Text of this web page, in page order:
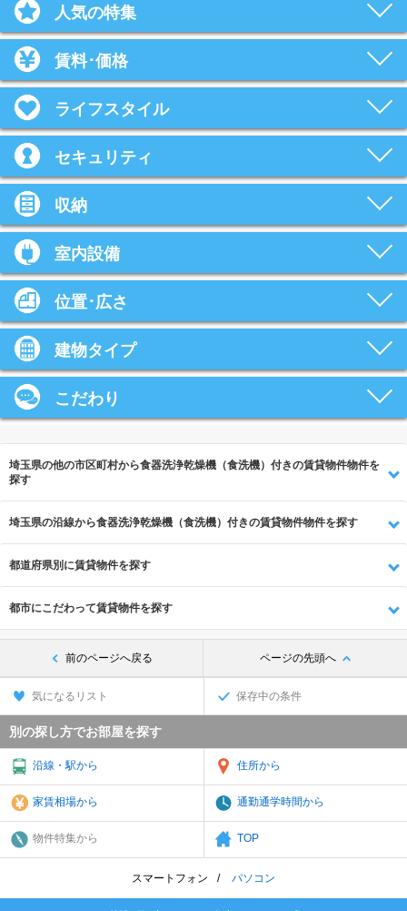
人気の特集
賃料･価格
ライフスタイル
セキュリティ
収納
室内設備
位置･広さ
建物タイプ
こだわり
埼玉県の他の市区町村から食器洗浄乾燥機（食洗機）付きの賃貸物件物件を
探す
埼玉県の沿線から食器洗浄乾燥機（食洗機）付きの賃貸物件物件を探す
都道府県別に賃貸物件を探す
都市にこだわって賃貸物件を探す
前のページへ戻る ページの先頭へ
気になるリスト 保存中の条件
別の探し方でお部屋を探す
沿線・駅から 住所から
家賃相場から 通勤通学時間から
物件特集から TOP
スマートフォン パソコン